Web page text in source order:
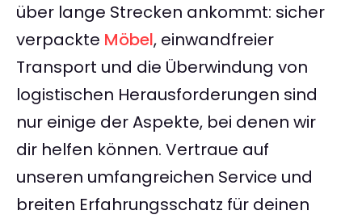
über lange Strecken ankommt: sicher
verpackte Möbel, einwandfreier
Transport und die Überwindung von
logistischen Herausforderungen sind
nur einige der Aspekte, bei denen wir
dir helfen können. Vertraue auf
unseren umfangreichen Service und
breiten Erfahrungsschatz für deinen